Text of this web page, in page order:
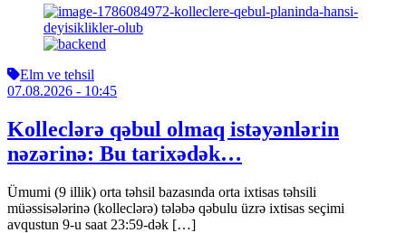
Elm ve tehsil
07.08.2026 - 10:45
Kolleclərə qəbul olmaq istəyənlərin
nəzərinə: Bu tarixədək…
Ümumi (9 illik) orta təhsil bazasında orta ixtisas təhsili
müəssisələrinə (kolleclərə) tələbə qəbulu üzrə ixtisas seçimi
avqustun 9-u saat 23:59-dək […]